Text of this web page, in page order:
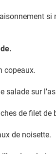
si
copeaux.
salade sur
de filet
de noisette.